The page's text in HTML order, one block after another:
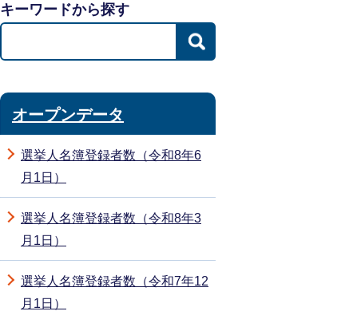
キーワードから探す
オープンデータ
選挙人名簿登録者数（令和8年6
月1日）
選挙人名簿登録者数（令和8年3
月1日）
選挙人名簿登録者数（令和7年12
月1日）